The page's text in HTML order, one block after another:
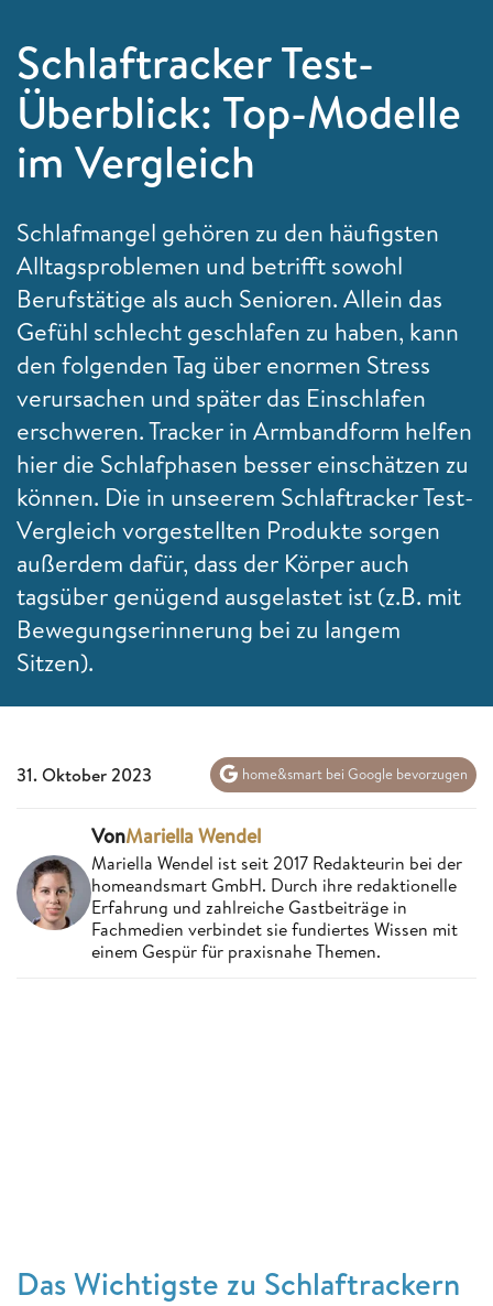
Schlaftracker Test-
Überblick: Top-Modelle
im Vergleich
Schlafmangel gehören zu den häufigsten
Alltagsproblemen und betrifft sowohl
Berufstätige als auch Senioren. Allein das
Gefühl schlecht geschlafen zu haben, kann
den folgenden Tag über enormen Stress
verursachen und später das Einschlafen
erschweren. Tracker in Armbandform helfen
hier die Schlafphasen besser einschätzen zu
können. Die in unseerem Schlaftracker Test-
Vergleich vorgestellten Produkte sorgen
außerdem dafür, dass der Körper auch
tagsüber genügend ausgelastet ist (z.B. mit
Bewegungserinnerung bei zu langem
Sitzen).
31. Oktober 2023 home&smart bei Google bevorzugen
VonMariella Wendel
Mariella Wendel ist seit 2017 Redakteurin bei der
homeandsmart GmbH. Durch ihre redaktionelle
Erfahrung und zahlreiche Gastbeiträge in
Fachmedien verbindet sie fundiertes Wissen mit
einem Gespür für praxisnahe Themen.
Das Wichtigste zu Schlaftrackern